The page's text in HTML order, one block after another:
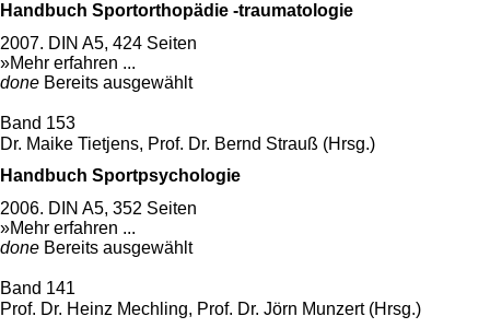
Handbuch Sportorthopädie -traumatologie
2007. DIN A5, 424 Seiten
»Mehr erfahren ...
done Bereits ausgewählt
Band 153
Dr. Maike Tietjens, Prof. Dr. Bernd Strauß (Hrsg.)
Handbuch Sportpsychologie
2006. DIN A5, 352 Seiten
»Mehr erfahren ...
done Bereits ausgewählt
Band 141
Prof. Dr. Heinz Mechling, Prof. Dr. Jörn Munzert (Hrsg.)